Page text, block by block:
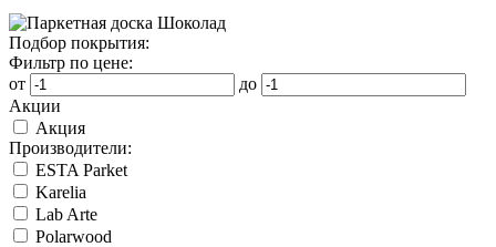
Подбор покрытия:
Фильтр по цене:
от
до
Акции
Акция
Производители:
ESTA Parket
Karelia
Lab Arte
Polarwood